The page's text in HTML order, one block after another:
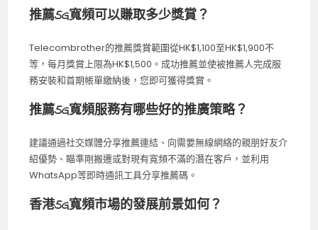
推薦5G寬頻可以賺取多少獎賞？
Telecombrother的推薦獎賞範圍從HK$1,100至HK$1,900不
等，每月獎賞上限為HK$1,500。成功推薦並使被推薦人完成服
務安裝和首期帳單繳納後，您即可獲得獎賞。
推薦5G寬頻服務有哪些好的推廣策略？
建議通過社交媒體分享推薦連結、向需要無線網絡的親朋好友介
紹優勢、瞄準剛搬遷或對現有寬頻不滿的潛在客戶，並利用
WhatsApp等即時通訊工具分享推薦碼。
香港5G寬頻市場的發展前景如何？